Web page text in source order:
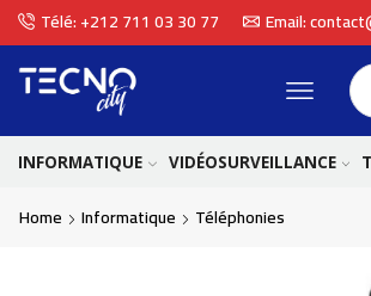
Télé: +212 711 03 30 77 Email:
INFORMATIQUE VIDÉOSURVEILLANCE
Home Informatique Téléphonies